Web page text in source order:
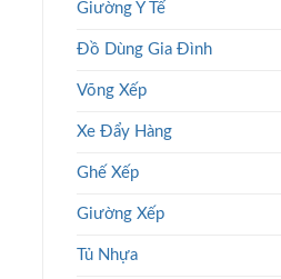
Giường Y Tế
Đồ Dùng Gia Đình
Võng Xếp
Xe Đẩy Hàng
Ghế Xếp
Giường Xếp
Tủ Nhựa